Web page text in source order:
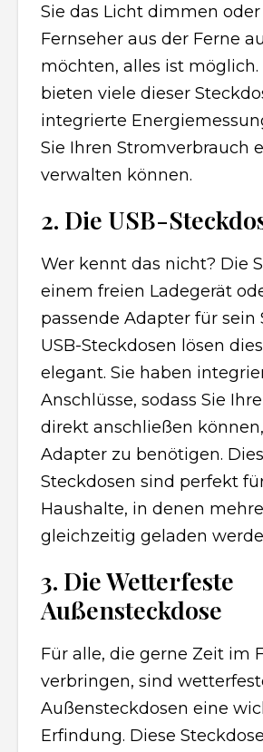
Sie das Licht dimmen oder
Fernseher aus der Ferne
möchten, alles ist
bieten viele dieser
integrierte
Sie Ihren Stromverbrauch
verwalten können.
2. Die USB-
Wer kennt das nicht? Die
einem freien Ladegerät
passende Adapter für sein
USB-Steckdosen lösen
elegant. Sie haben
Anschlüsse, sodass Sie
direkt anschließen
Adapter zu benötigen.
Steckdosen sind perfekt
Haushalte, in denen
gleichzeitig geladen
3. Die Wetterfeste
Außensteckdose
Für alle, die gerne Zeit im
verbringen, sind
Außensteckdosen eine
Erfindung. Diese